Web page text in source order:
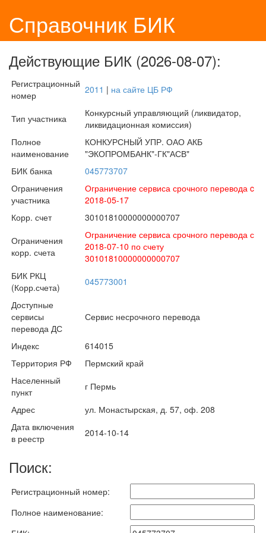
Справочник БИК
Действующие БИК (2026-08-07):
Регистрационный
номер
2011 | на сайте ЦБ РФ
Тип участника
Конкурсный управляющий (ликвидатор,
ликвидационная комиссия)
Полное
наименование
КОНКУРСНЫЙ УПР. ОАО АКБ
"ЭКОПРОМБАНК"-ГК"АСВ"
БИК банка
045773707
Ограничения
участника
Ограничение сервиса срочного перевода c
2018-05-17
Корр. счет
30101810000000000707
Ограничения
корр. счета
Ограничение сервиса срочного перевода с
2018-07-10 по счету
30101810000000000707
БИК РКЦ
(Корр.счета)
045773001
Доступные
сервисы
перевода ДС
Сервис несрочного перевода
Индекс
614015
Территория РФ
Пермский край
Населенный
пункт
г Пермь
Адрес
ул. Монастырская, д. 57, оф. 208
Дата включения
в реестр
2014-10-14
Поиск:
Регистрационный номер:
Полное наименование: